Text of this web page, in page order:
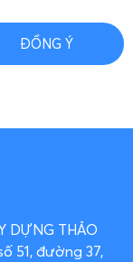
ĐỒNG Ý
DỰNG THẢO
51, đường 37,